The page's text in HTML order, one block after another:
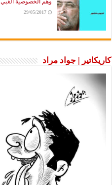
29/05/2017
كاريكاتير | جواد مراد